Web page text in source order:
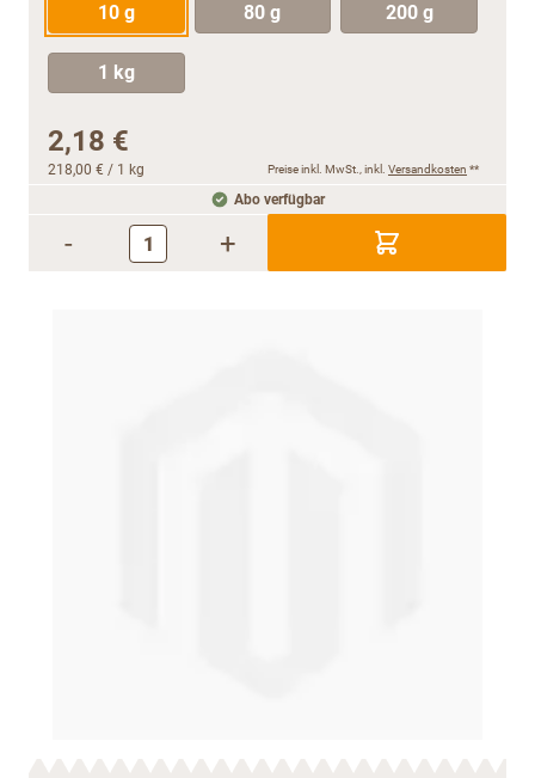
10 g 80 g 200 g
1 kg
2,18 €
218,00 € / 1 kg Preise inkl. MwSt., inkl. Versandkosten **
Abo verfügbar
- +